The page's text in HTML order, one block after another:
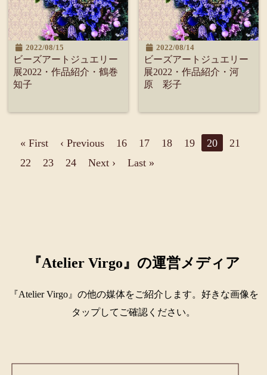
2022/08/15
ビーズアートジュエリー
展2022・作品紹介・鶴巻
知子
2022/08/14
ビーズアートジュエリー
展2022・作品紹介・河
原 彩子
« First ‹ Previous 16 17 18 19 20
21
22
23 24 Next › Last »
『Atelier Virgo』の運営メディア
『Atelier Virgo』の他の媒体をご紹介します。好きな画像を
タップしてご確認ください。